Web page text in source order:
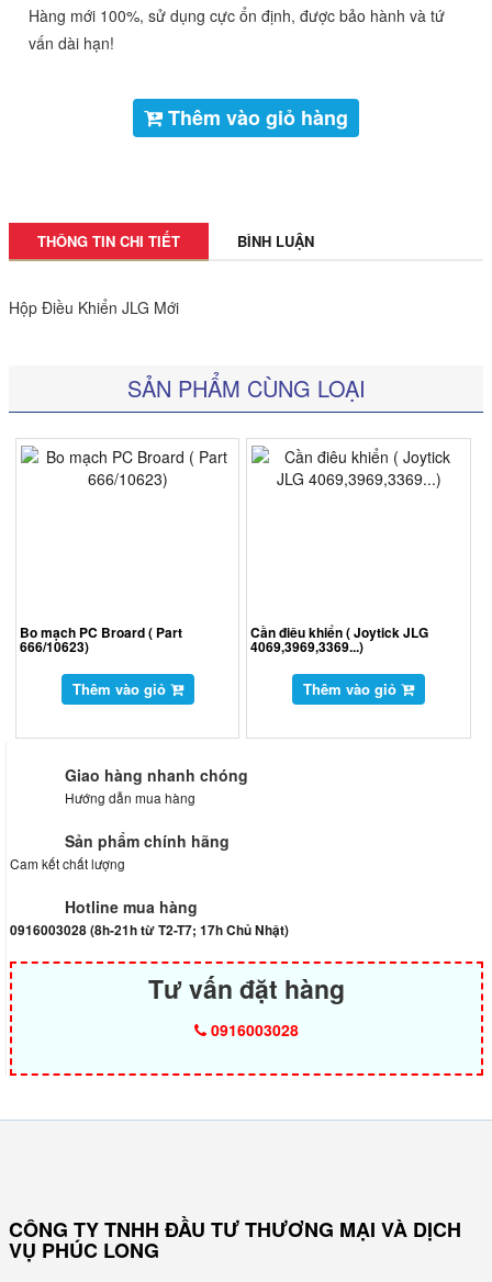
Hàng mới 100%, sử dụng cực ổn định, được bảo hành và tứ
vấn dài hạn!
Thêm vào giỏ hàng
THÔNG TIN CHI TIẾT BÌNH LUẬN
Hộp Điều Khiển JLG Mới
SẢN PHẨM CÙNG LOẠI
Bo mạch PC Broard ( Part
666/10623)
Thêm vào giỏ
Cần điêu khiển ( Joytick JLG
4069,3969,3369...)
Thêm vào giỏ
Giao hàng nhanh chóng
Hướng dẫn mua hàng
Sản phẩm chính hãng
Cam kết chất lượng
Hotline mua hàng
0916003028 (8h-21h từ T2-T7; 17h Chủ Nhật)
Tư vấn đặt hàng
0916003028
CÔNG TY TNHH ĐẦU TƯ THƯƠNG MẠI VÀ DỊCH
VỤ PHÚC LONG